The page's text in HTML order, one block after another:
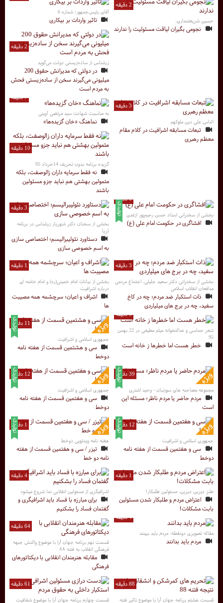
2 دقیقه
حسین شریعتمداری:
نجومی بگیران لیاقت مسئولیت را ندارند
آقای رئیس‌جمهور/ شماره 6
تاثیر واردات بر بیکاری
2 دقیقه
زرشناس از ساده‌زیستی دولت می‌گوید
در دولتی که مدیرانش حقوق 200
میلیونی می‌گیرند سخن از ساده‌زیستی فحش
به مردم است
3 دقیقه
الناس علی دین ملوکهم
تبعات مسابقه اشرافیت در کلام مقام
معظم رهبری
7 دقیقه
به مناسبت شهادت سید مرتضی آوینی
نماهنگ «خان گزیده‌ها»
10 دقیقه
گزیده برنامه بدون تحریف 14خرداد 95
نه فقط سرمایه داران زالوصفت، بلکه
متمولین بهشتی هم نباید جزو مسئولین
باشند
6 دقیقه
بخشی از سخنرانی استاد حسن رحیم‌پور ازغدی
افشاگری در حکومت امام علی (ع)
3 دقیقه
بخشی از سخنان دکتر شهریار زرشناس در برنامه
ثریا
دستاورد نئولیبرالیسم؛ اختصاصی سازی
به اسم خصوصی سازی
3 دقیقه
بخشی از سخنرانی دکتر سعید جلیلی، اجتماع مردمی
مدافعان انقلاب اسلامی
ذات استکبار ضد مردم؛ چه در کاخ
سفید، چه در برج های میلیاردی
1 دقیقه
بخشی از بیانات امام خمینی(ره) و امام خامنه ای
درباره اشرافیت
اشراف و اعیان؛ سرچشمه همه مصیبت
ها
5 دقیقه
شعر حماسی و عدالتخوانه میثم مطیعی در 22 بهمن
95
خطر هست اما خطرها ز خانه است
11 دقیقه
جمهوری اسلامی و اشرافیت
سی و هشتمین قسمت از هفته نامه
دوخط
39 دقیقه
مجموعه مصاحبه های سوزنبان - وحید اشتری
مردم حاضر یا مردم ناظر؛ مسئله این
است
12 دقیقه
جمهوری اسلامی و اشرافیت
سی و هفتمین قسمت از هفته نامه
دوخط
12 دقیقه
جمهوری اسلامی و اشرافیت
سی و هفتمین قسمت از هفته نامه
دوخط
1 دقیقه
هفته نامه ویدئویی دوخط
تیزر / سی و هفتمین قسمت از هفته
نامه دو خط
1 دقیقه
طنز دیرین دیرین، مسئولین طلبکار!
اعتراض مردم و طلبکار شدن مسئولین
بابت مشکلات!
4 دقیقه
اشرافیگری از مسئولین انقلابی نما شروع میشود
برای مبارزه با فساد باید اشرافیگری و
گفتمان فساد را بشکنیم
4 دقیقه
مقاله تصویری دونقطه: مردم باید ببینند
مردم باید بدانند
64 دقیقه
قسمت نهم برنامه جهان آرا با موضوع واکنش جبهه
فرهنگی انقلاب به فتنه ۸۸
مقابله هنرمندان انقلابی با دیکتاتورهای
فرهنگی
88 دقیقه
قسمت هشتم برنامه جهان آرا با موضوع تاثیر فتنه
61 دقیقه
قسمت چهارم برنامه جهان آرا با موضوع شفافیت